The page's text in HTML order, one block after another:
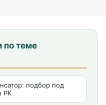
по теме
подбор под
РК